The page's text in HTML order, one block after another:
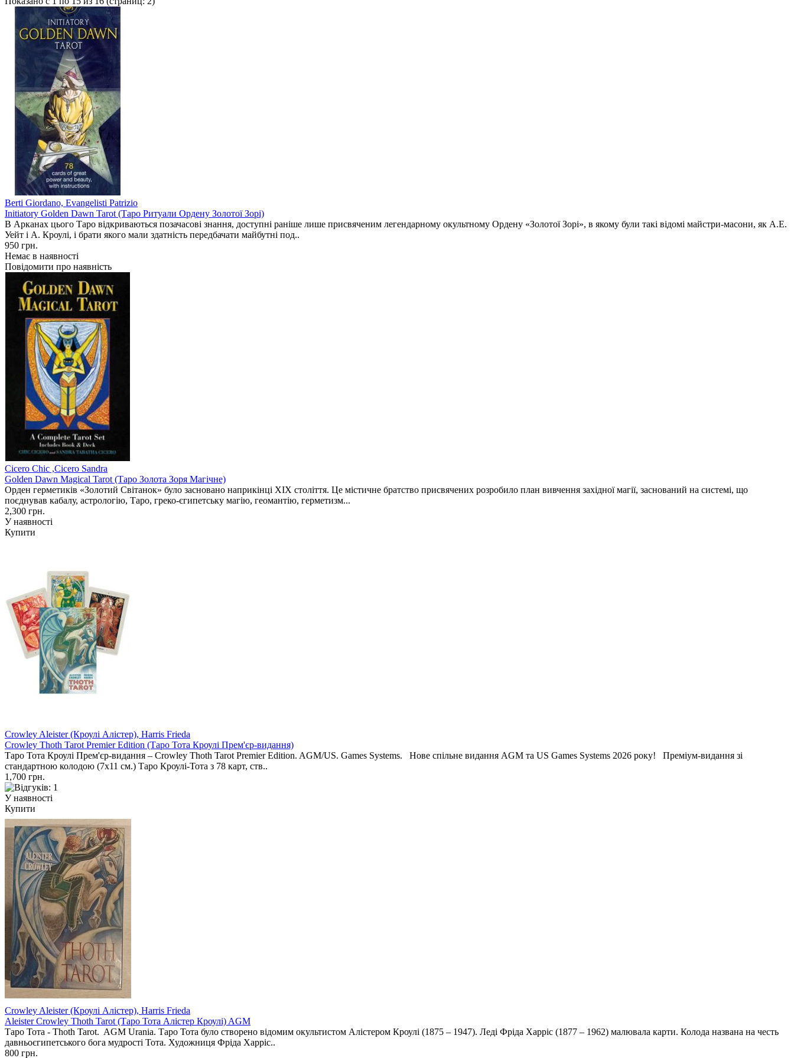
Berti Giordano, Evangelisti Patrizio
Initiatory Golden Dawn Tarot (Таро Ритуали Ордену Золотої Зорі)
В Арканах цього Таро відкриваються позачасові знання, доступні раніше лише присвяченим легендарному окультному Ордену «Золотої Зорі», в якому були такі відомі майстри-масони, як А.Е.
Уейт і А. Кроулі, і брати якого мали здатність передбачати майбутні под..
950 грн.
Немає в наявності
Повідомити про наявність
Cicero Chic ,Cicero Sandra
Golden Dawn Magical Tarot (Таро Золота Зоря Магічне)
Орден герметиків «Золотий Світанок» було засновано наприкінці ХІХ століття. Це містичне братство присвячених розробило план вивчення західної магії, заснований на системі, що
поєднував кабалу, астрологію, Таро, греко-єгипетську магію, геомантію, герметизм...
2,300 грн.
У наявності
Купити
Crowley Aleister (Кроулі Алістер), Harris Frieda
Crowley Thoth Tarot Premier Edition (Таро Тота Кроулі Прем'єр-видання)
Таро Тота Кроулі Прем'єр-видання – Crowley Thoth Tarot Premier Edition. AGM/US. Games Systems. Нове спільне видання AGM та US Games Systems 2026 року! Преміум-видання зі
стандартною колодою (7х11 см.) Таро Кроулі-Тота з 78 карт, ств..
1,700 грн.
У наявності
Купити
Crowley Aleister (Кроулі Алістер), Harris Frieda
Aleister Crowley Thoth Tarot (Таро Тота Алістер Кроулі) AGM
Таро Тота - Thoth Tarot. AGM Urania. Таро Тота було створено відомим окультистом Алістером Кроулі (1875 – 1947). Леді Фріда Харріс (1877 – 1962) малювала карти. Колода названа на честь
давньоєгипетського бога мудрості Тота. Художниця Фріда Харріс..
800 грн.